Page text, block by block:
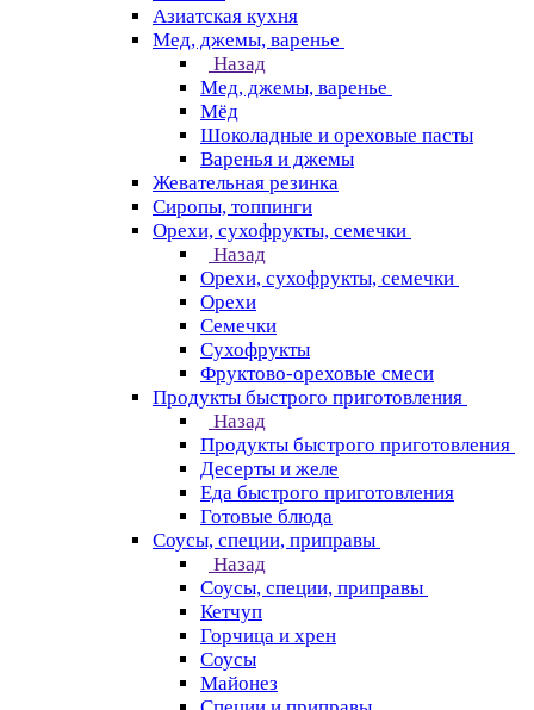
Азиатская кухня
Мед, джемы, варенье
Назад
Мед, джемы, варенье
Мёд
Шоколадные и ореховые пасты
Варенья и джемы
Жевательная резинка
Сиропы, топпинги
Орехи, сухофрукты, семечки
Назад
Орехи, сухофрукты, семечки
Орехи
Семечки
Сухофрукты
Фруктово-ореховые смеси
Продукты быстрого приготовления
Назад
Продукты быстрого приготовления
Десерты и желе
Еда быстрого приготовления
Готовые блюда
Соусы, специи, приправы
Назад
Соусы, специи, приправы
Кетчуп
Горчица и хрен
Соусы
Майонез